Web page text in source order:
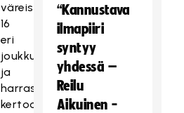
väreissä
16
eri
joukkueessa
ja
harrasteryhmässä,
kertoo
“Kannustava
ilmapiiri
syntyy
yhdessä –
Reilu
Aikuinen -